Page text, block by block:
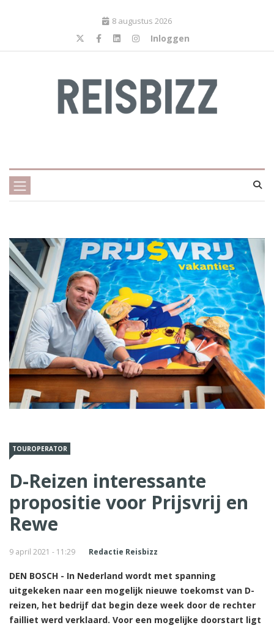
8 augustus 2026
Inloggen
TOUROPERATOR
D-Reizen interessante
propositie voor Prijsvrij en
Rewe
9 april 2021 - 11:29 Redactie Reisbizz
DEN BOSCH - In Nederland wordt met spanning
uitgekeken naar een mogelijk nieuwe toekomst van D-
reizen, het bedrijf dat begin deze week door de rechter
failliet werd verklaard. Voor een mogelijke doorstart ligt